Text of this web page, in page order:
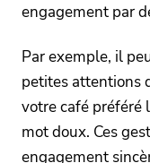
engagement par
Par exemple, il
petites attentions
votre café préféré
mot doux. Ces
engagement